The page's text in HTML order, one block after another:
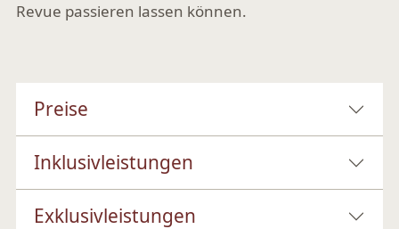
Revue passieren lassen können.
Preise
Inklusivleistungen
Exklusivleistungen